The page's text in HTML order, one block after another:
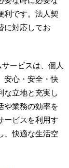
利です。法人契
に対応してお
ービスは、個人
安心・安全・快
な立地と充実し
や業務の効率を
ービスを利用す
、快適な生活空